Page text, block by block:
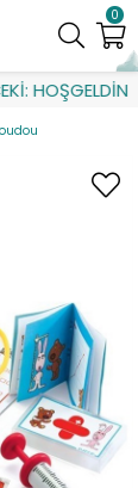
HOŞGELDİN
0